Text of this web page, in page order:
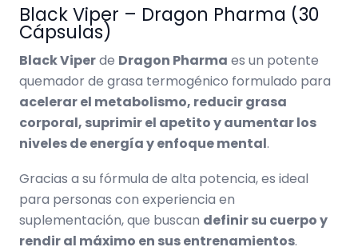
Black Viper – Dragon Pharma (30
Cápsulas)
Black Viperde Dragon Pharma es un potente
quemador de grasa termogénico formulado para
acelerar el metabolismo, reducir grasa
corporal, suprimir el apetito y aumentar los
niveles de energía y enfoque mental.
Gracias a su fórmula de alta potencia, es ideal
para personas con experiencia en
suplementación, que buscan definir su cuerpo y
rendir al máximo en sus entrenamientos.